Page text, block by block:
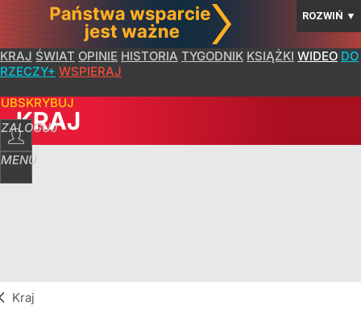
ROZWIŃ ▼
KRAJ ŚWIAT OPINIE HISTORIA TYGODNIK KSIĄŻKI WIDEO DO
RZECZY+ WSPIERAJ
ZALOGUJ
MENU
KRAJ
Kraj